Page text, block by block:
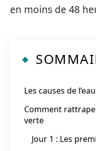
en moins de 48
Les causes de
Comment
verte
Jour 1 : Les